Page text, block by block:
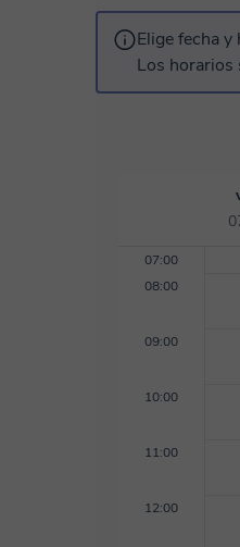
Preparación
Computacional. Estoy abierto a responder consultas por mensaje si el alumno lo necesita, para
Elige fecha y
Los horarios
07:00
08:00
09:00
10:00
11:00
12:00